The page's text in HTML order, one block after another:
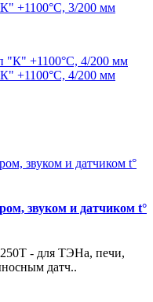
+1100°C, 3/200 мм
+1100°C, 4/200 мм
звуком и датчиком t°
- для ТЭНа, печи,
датч..